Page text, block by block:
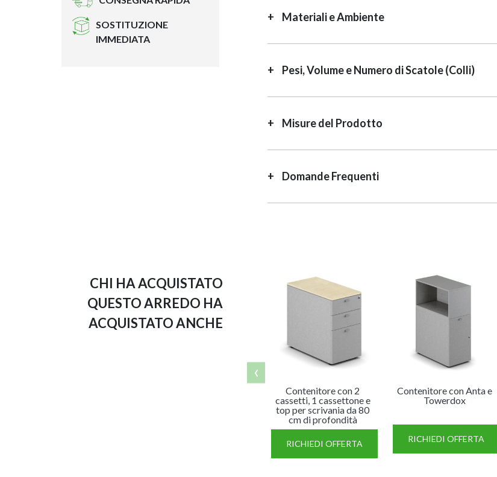
SOSTITUZIONE
IMMEDIATA
Materiali e Ambiente
Pesi, Volume e Numero di Scatole (Colli)
Misure del Prodotto
Domande Frequenti
CHI HA ACQUISTATO
QUESTO ARREDO HA
ACQUISTATO ANCHE
Contenitore con 2
cassetti, 1 cassettone e
top per scrivania da 80
cm di profondità
RICHIEDI OFFERTA
Contenitore con Anta e
Towerdox
RICHIEDI OFFERTA
‹